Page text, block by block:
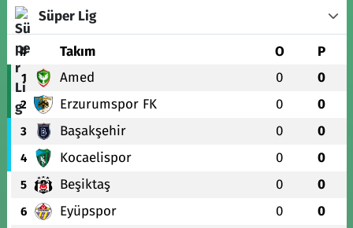
Süper Lig
# Takım O P
1 Amed 0 0
2 Erzurumspor FK 0 0
3 Başakşehir 0 0
4 Kocaelispor 0 0
5 Beşiktaş 0 0
6 Eyüpspor 0 0